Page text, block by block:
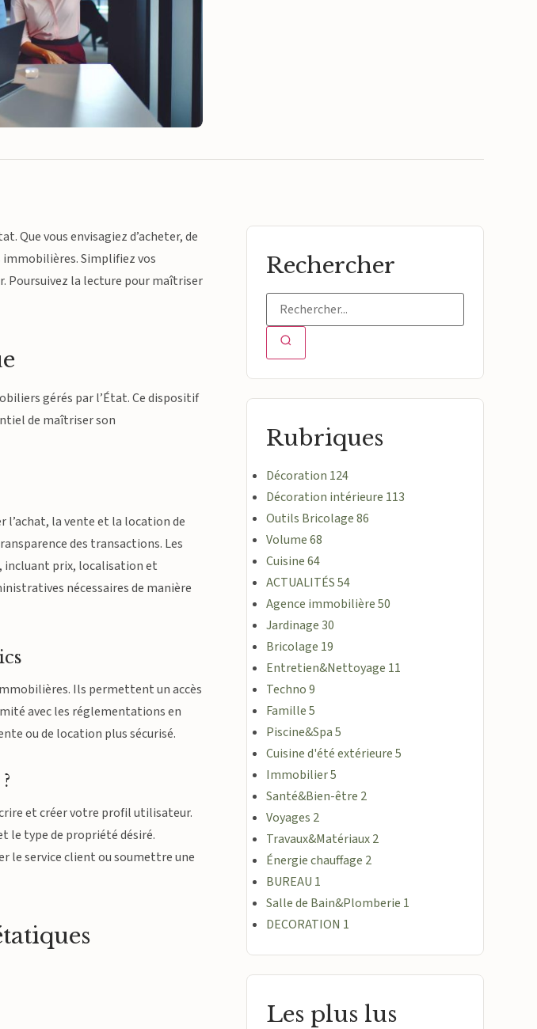
Que vous envisagiez d’acheter, de
immobilières. Simplifiez vos
Poursuivez la lecture pour maîtriser
gérés par l’État. Ce dispositif
de maîtriser son
la vente et la location de
des transactions. Les
incluant prix, localisation et
nécessaires de manière
Ils permettent un accès
avec les réglementations en
ou de location plus sécurisé.
et créer votre profil utilisateur.
le type de propriété désiré.
le service client ou soumettre une
Rechercher
Rubriques
Décoration 124
Décoration intérieure 113
Outils Bricolage86
Volume68
Cuisine64
ACTUALITÉS54
Agence immobilière50
Jardinage30
Bricolage 19
Entretien&Nettoyage 11
Techno9
Famille5
Piscine&Spa5
Cuisine d'été extérieure5
Immobilier5
Santé&Bien-être 2
Voyages 2
Travaux&Matériaux2
Énergie chauffage 2
BUREAU 1
Salle de Bain&Plomberie 1
DECORATION 1
Les plus lus